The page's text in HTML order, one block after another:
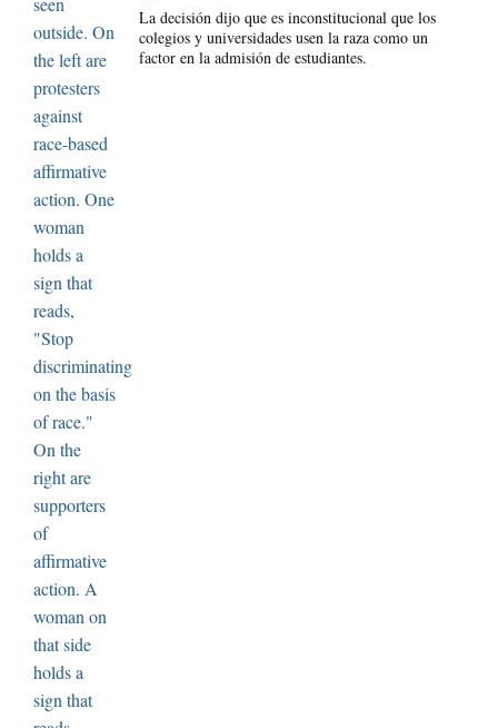
La decisión dijo que es inconstitucional que los
colegios y universidades usen la raza como un
factor en la admisión de estudiantes.